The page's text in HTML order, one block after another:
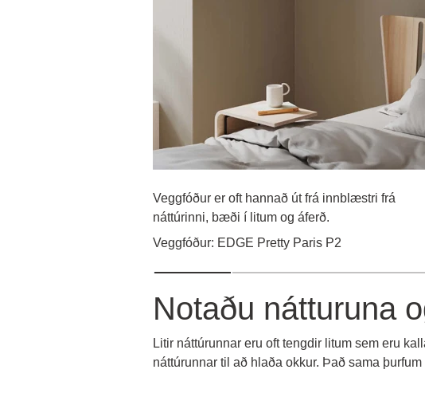
Veggfóður er oft hannað út frá innblæstri frá
náttúrinni, bæði í litum og áferð.
Veggfóður: EDGE Pretty Paris P2
Notaðu nátturuna
Litir náttúrunnar eru oft tengdir litum sem eru
náttúrunnar til að hlaða okkur. Það sama